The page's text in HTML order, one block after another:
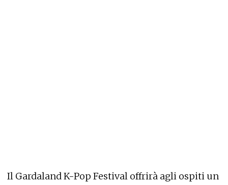
Il Gardaland K-Pop Festival offrirà agli ospiti un